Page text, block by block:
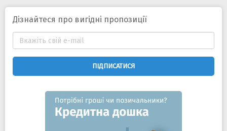
Дізнайтеся про вигідні пропозиції
ПІДПИСАТИСЯ